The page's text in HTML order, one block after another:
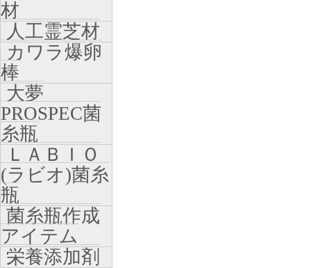
材
人工霊芝材
カワラ爆卵
棒
大夢
PROSPEC菌
糸瓶
ＬＡＢＩＯ
(ラビオ)菌糸
瓶
菌糸瓶作成
アイテム
栄養添加剤